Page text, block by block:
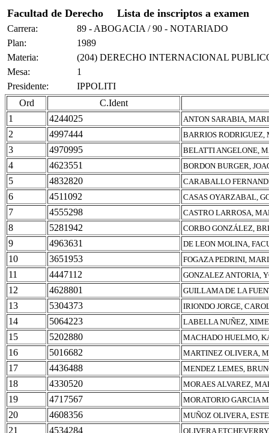
Facultad de Derecho Lista de inscriptos a examen
Carrera:
89 - ABOGACIA / 90 - NOTARIADO
Plan:
1989
Materia:
(204) DERECHO INTERNACIONAL
Mesa:
1
Presidente:
IPPOLITI
Ord
C.Ident
1
4244025 ANTON SARABIA,
2 4997444 BARRIOS RODRIGUEZ,
3 4970995 BELATTI ANGELONE,
4 4623551 BORDON BURGER,
5 4832820 CARABALLO
6 4511092 CASAS OYARZABAL,
7 4555298 CASTRO LARROSA,
8 5281942 CORBO GONZÁLEZ,
9 4963631 DE LEON MOLINA,
10 3651953 FOGAZA PEDRINI,
11 4447112 GONZALEZ ANTORIA,
12 4628801 GUILLAMA DE LA
13 5304373 IRIONDO JORGE,
14 5064223 LABELLA NUÑEZ,
15 5202880 MACHADO HUELMO,
16 5016682 MARTINEZ OLIVERA,
17 4436488 MENDEZ LEMES,
18 4330520 MORAES ALVAREZ,
19 4717567 MORATORIO GARCIA
20 4608356 MUÑOZ OLIVERA,
21 4534284 OLIVERA